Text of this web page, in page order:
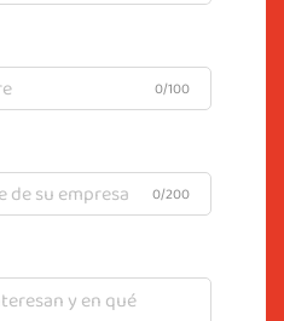
0/100
0/200